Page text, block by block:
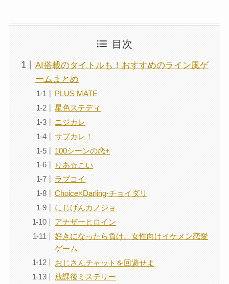
目次
AI搭載のタイトルも！おすすめのライン風ゲ
ームまとめ
PLUS MATE
星色ステディ
ニジカレ
サブカレ！
100シーンの恋+
りあ☆こい
ラブコイ
Choice×Darling-チョイダリ
にじげんカノジョ
アナザーヒロイン
好きになったら負け。女性向けイケメン恋愛
ゲーム
おじさんチャットを回避せよ
放課後ミステリー